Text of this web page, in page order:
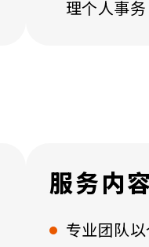
理个人事
服务内容
专业团队